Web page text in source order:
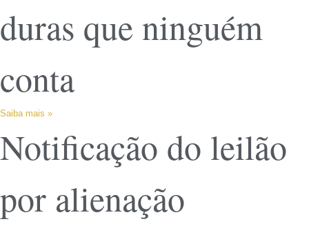
duras que ninguém
conta
Saiba mais »
Notificação do leilão
por alienação